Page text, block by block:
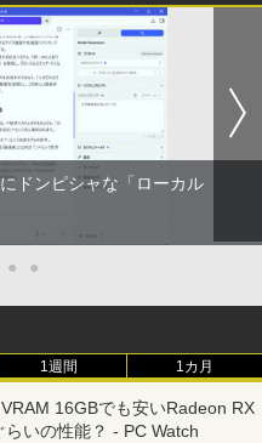
グレード版】AOKIMI ワイヤ
bluetooth イヤホン V12 小型
ゥースHi-Fi 最大36時間再生 ぶ
コードレス ENCノイズキャン
ペアリング Type-C充電 マイク
チ式音量調整 スポーツ/通勤/通
ワイト)
ミ REDMI Buds 8 Lite ワイヤ
Bluetooth 5.4 ノイズキャンセ
時間再生
(Stadium ver.)
ver.)
酸水 ラベルレス 500ml ×24本
ボトル 500ミリリットル (Sm
限定】 伊藤園 磨かれて、澄
水 2L 8本 ラベルレス [ ケース
ボトル ] [ 箱買い ] [ ストック
モノクロ版 39 (ジャンプ
ヤニ吸うふたり 9巻 (デジタル
ンコミックス)
ドンピシャな「ローカル
● ●
1週間 1カ月
16GBでも安いRadeon RX
いの性能？ - PC Watch